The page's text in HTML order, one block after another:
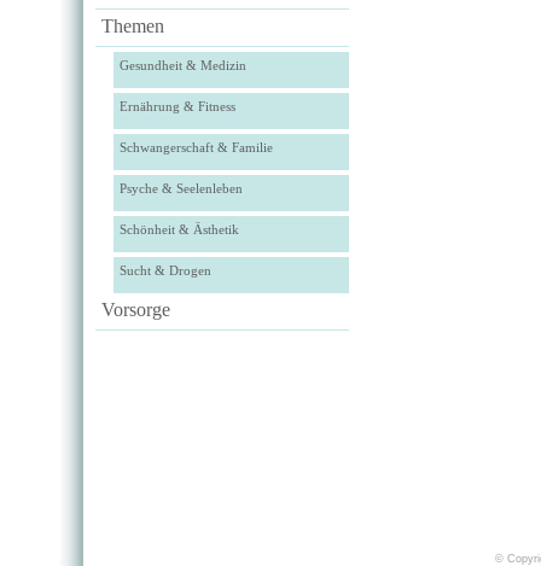
Themen
Gesundheit & Medizin
Ernährung & Fitness
Schwangerschaft & Familie
Psyche & Seelenleben
Schönheit & Ästhetik
Sucht & Drogen
Vorsorge
©